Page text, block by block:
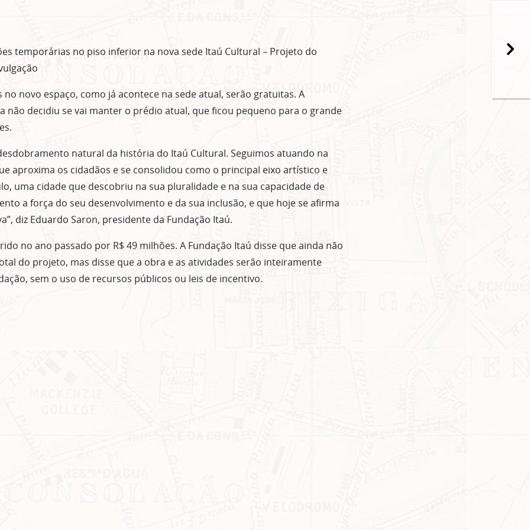
temporárias no piso inferior na nova sede Itaú Cultural – Projeto do
no novo espaço, como já acontece na sede atual, serão gratuitas. A
não decidiu se vai manter o prédio atual, que ficou pequeno para o grande
natural da história do Itaú Cultural. Seguimos atuando na
aproxima os cidadãos e se consolidou como o principal eixo artístico e
uma cidade que descobriu na sua pluralidade e na sua capacidade de
a força do seu desenvolvimento e da sua inclusão, e que hoje se afirma
diz Eduardo Saron, presidente da Fundação Itaú.
no ano passado por R$ 49 milhões. A Fundação Itaú disse que ainda não
do projeto, mas disse que a obra e as atividades serão inteiramente
sem o uso de recursos públicos ou leis de incentivo.